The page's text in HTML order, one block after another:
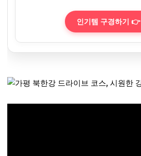
인기템 구경하기 👉